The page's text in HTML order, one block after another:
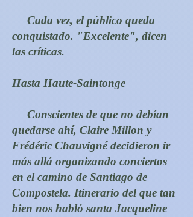
Cada vez, el público queda
conquistado. "Excelente", dicen
las críticas.
Hasta Haute-Saintonge
Conscientes de que no debían
quedarse ahí, Claire Millon y
Frédéric Chauvigné decidieron ir
más allá organizando conciertos
en el camino de Santiago de
Compostela. Itinerario del que tan
bien nos habló santa Jacqueline